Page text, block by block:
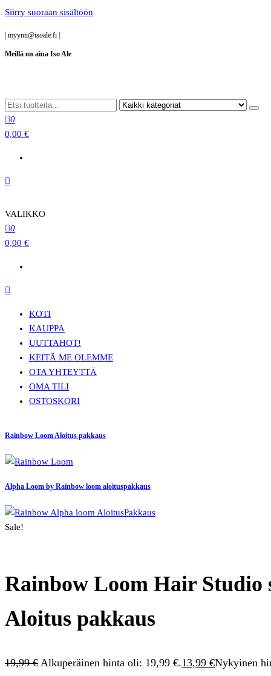
Siirry suoraan sisältöön
myynti@isoale.fi
Meillä on aina Iso Ale
0
0,00 €
VALIKKO
0
0,00 €
KOTI
KAUPPA
UUTTAHOT!
KEITÄ ME OLEMME
OTA YHTEYTTÄ
OMA TILI
OSTOSKORI
Rainbow Loom Aloitus pakkaus
Alpha Loom by Rainbow loom aloituspakkaus
Sale!
Rainbow Loom Hair Studio
Aloitus pakkaus
19,99€ Alkuperäinen hinta oli: 19,99 €.13,99 €Nykyinen